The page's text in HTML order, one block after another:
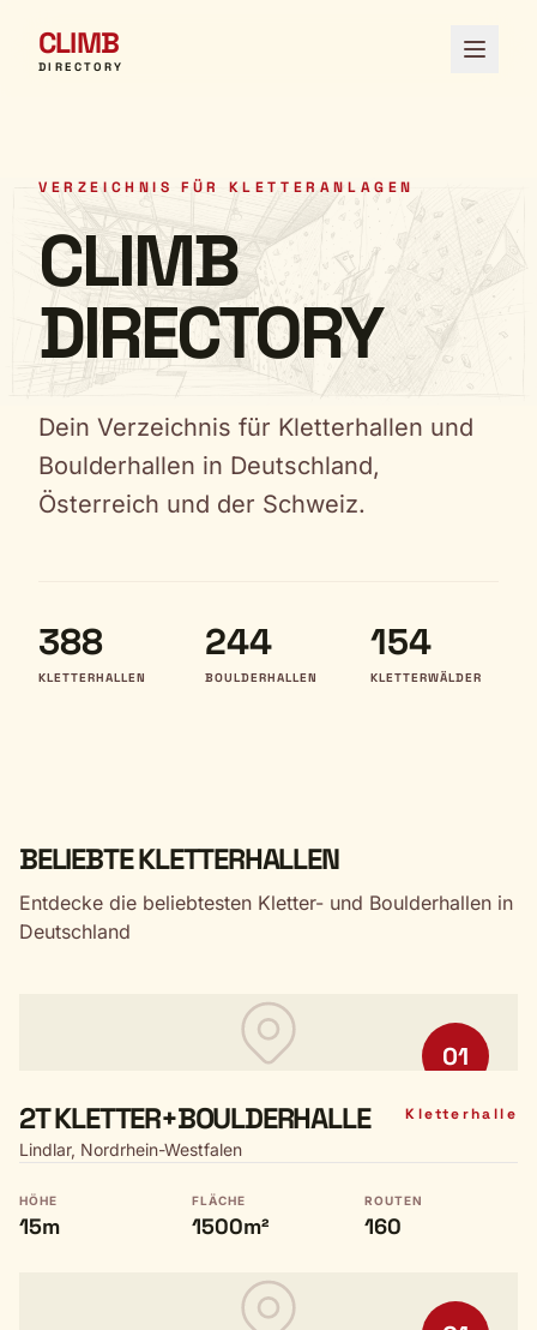
CLIMB
DIRECTORY Menü
VERZEICHNIS FÜR KLETTERANLAGEN
CLIMB
DIRECTORY
Dein Verzeichnis für Kletterhallen und
Boulderhallen in Deutschland,
Österreich und der Schweiz.
388
KLETTERHALLEN
244
BOULDERHALLEN
154
KLETTERWÄLDER
BELIEBTE KLETTERHALLEN
Entdecke die beliebtesten Kletter- und Boulderhallen in
Deutschland
01
2T KLETTER+BOULDERHALLE Kletterhalle
Lindlar, Nordrhein-Westfalen
HÖHE
15m
FLÄCHE
1500m²
ROUTEN
160